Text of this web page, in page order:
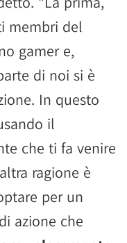
membri del
gamer e,
di noi si è
In questo
il
che ti fa venire
ragione è
per un
azione che